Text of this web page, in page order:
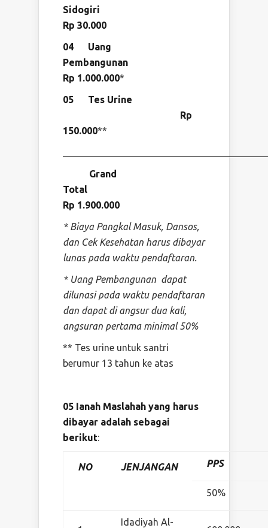
Sidogiri
Rp 30.000
04 Uang
Rp 1.000.000*
05 Tes Urine
Rp
150.000**
Grand
Rp 1.900.000
* Biaya Pangkal Masuk, Dansos,
dan Cek Kesehatan harus dibayar
lunas pada waktu pendaftaran.
* Uang Pembangunan dapat
dilunasi pada waktu pendaftaran
dan dapat di angsur dua kali,
angsuran pertama minimal 50%
** Tes urine untuk santri
berumur 13 tahun ke atas
05 Ianah Maslahah yang harus
dibayar adalah sebagai
berikut:
NO JENJANGAN PPS
50%
Idadiyah Al-